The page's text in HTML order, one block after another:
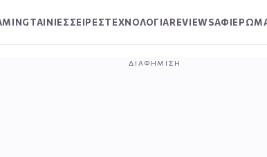
ΤΑΙΝΙΕΣΣΕΙΡΕΣΤΕΧΝΟΛΟΓΙΑREVIEWS
ΔΙΑΦΉΜΙΣΗ